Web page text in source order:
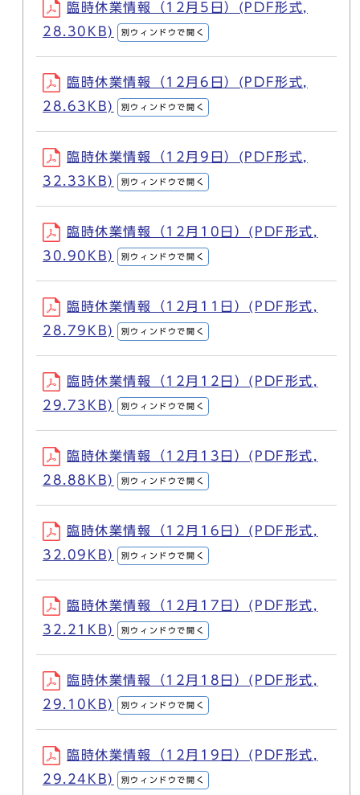
臨時休業情報（12月5日）(PDF形式,
28.30KB)
別ウィンドウで開く
臨時休業情報（12月6日）(PDF形式,
28.63KB)
別ウィンドウで開く
臨時休業情報（12月9日）(PDF形式,
32.33KB)
別ウィンドウで開く
臨時休業情報（12月10日）(PDF形式,
30.90KB)
別ウィンドウで開く
臨時休業情報（12月11日）(PDF形式,
28.79KB)
別ウィンドウで開く
臨時休業情報（12月12日）(PDF形式,
29.73KB)
別ウィンドウで開く
臨時休業情報（12月13日）(PDF形式,
28.88KB)
別ウィンドウで開く
臨時休業情報（12月16日）(PDF形式,
32.09KB)
別ウィンドウで開く
臨時休業情報（12月17日）(PDF形式,
32.21KB)
別ウィンドウで開く
臨時休業情報（12月18日）(PDF形式,
29.10KB)
別ウィンドウで開く
臨時休業情報（12月19日）(PDF形式,
29.24KB)
別ウィンドウで開く